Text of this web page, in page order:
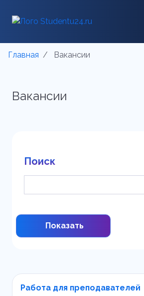
Главная Вакансии
Вакансии
Поиск
Показать
Работа для преподавателей